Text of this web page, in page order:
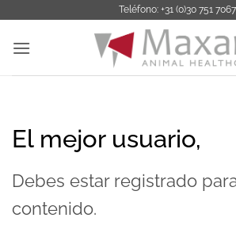
contenido
Teléfono: +31 (0)30 751 7067
El mejor usuario,
Debes estar registrado
contenido.